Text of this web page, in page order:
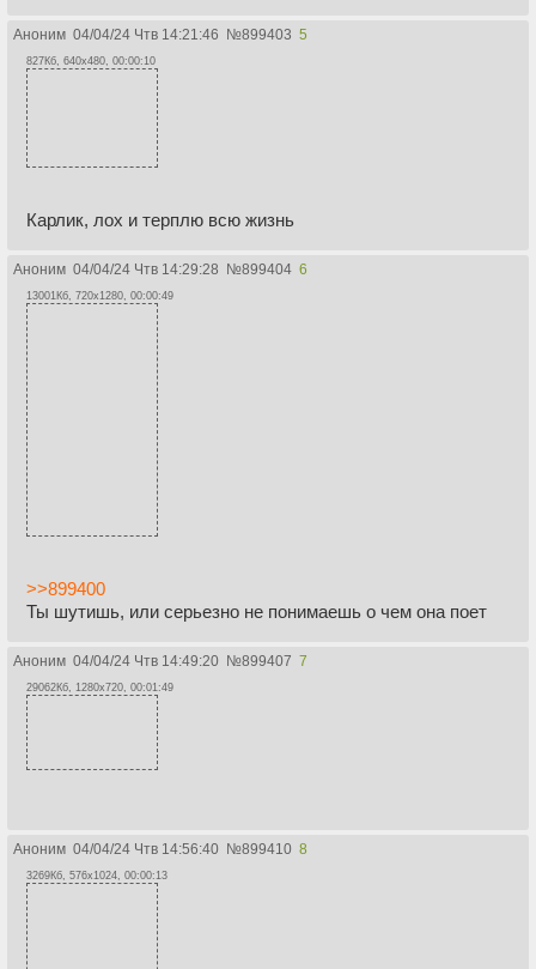
Аноним 04/04/24 Чтв 14:21:46 №899403 5
827Кб, 640x480, 00:00:10
Карлик, лох и терплю всю жизнь
Аноним 04/04/24 Чтв 14:29:28 №899404 6
13001Кб, 720x1280, 00:00:49
>>899400
Ты шутишь, или серьезно не понимаешь о чем она поет
Аноним 04/04/24 Чтв 14:49:20 №899407 7
29062Кб, 1280x720, 00:01:49
Аноним 04/04/24 Чтв 14:56:40 №899410 8
3269Кб, 576x1024, 00:00:13